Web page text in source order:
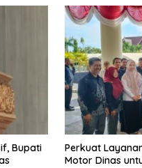
Bupati
Perkuat
Motor Dinas